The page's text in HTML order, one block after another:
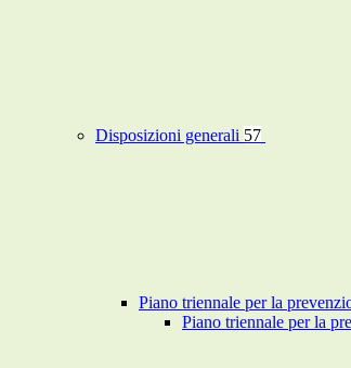
Disposizioni generali 57
Piano triennale per la
Piano triennale per la